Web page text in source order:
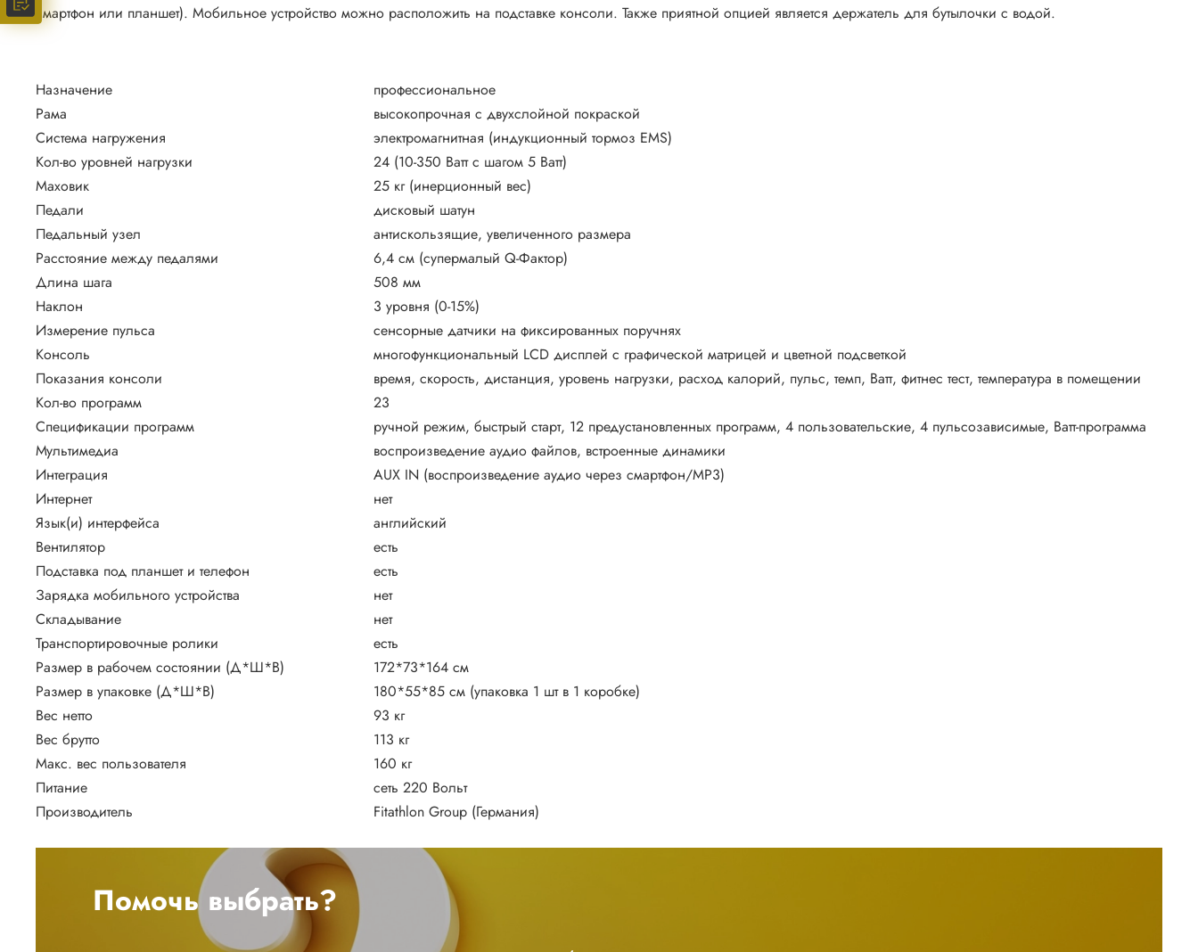
смартфон или планшет). Мобильное устройство можно расположить на подставке консоли. Также приятной опцией является держатель для бутылочки с водой.
Назначение
профессиональное
Рама
высокопрочная с двухслойной покраской
Система нагружения
электромагнитная (индукционный тормоз EMS)
Кол-во уровней нагрузки
24 (10-350 Ватт с шагом 5 Ватт)
Маховик
25 кг (инерционный вес)
Педали
дисковый шатун
Педальный узел
антискользящие, увеличенного размера
Расстояние между педалями
6,4 см (супермалый Q-Фактор)
Длина шага
508 мм
Наклон
3 уровня (0-15%)
Измерение пульса
сенсорные датчики на фиксированных поручнях
Консоль
многофункциональный LСD дисплей с графической матрицей и цветной подсветкой
Показания консоли
время, скорость, дистанция, уровень нагрузки, расход калорий, пульс, темп, Ватт, фитнес тест, температура в помещении
Кол-во программ
23
Спецификации программ
ручной режим, быстрый старт, 12 предустановленных программ, 4 пользовательские, 4 пульсозависимые, Ватт-программа
Мультимедиа
воспроизведение аудио файлов, встроенные динамики
Интеграция
AUX IN (воспроизведение аудио через смартфон/MP3)
Интернет
нет
Язык(и) интерфейса
английский
Вентилятор
есть
Подставка под планшет и телефон
есть
Зарядка мобильного устройства
нет
Складывание
нет
Транспортировочные ролики
есть
Размер в рабочем состоянии (Д*Ш*В)
172*73*164 см
Размер в упаковке (Д*Ш*В)
180*55*85 см (упаковка 1 шт в 1 коробке)
Вес нетто
93 кг
Вес брутто
113 кг
Макс. вес пользователя
160 кг
Питание
сеть 220 Вольт
Производитель
Fitathlon Group (Германия)
Помочь выбрать?